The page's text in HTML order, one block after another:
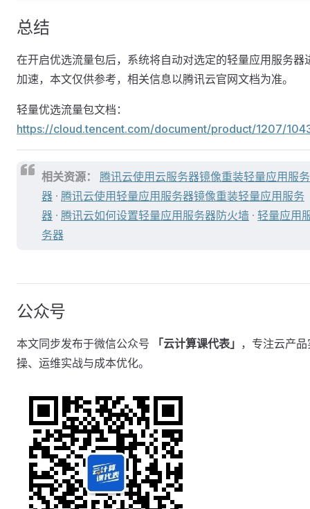
总结
在开启优选流量包后，系统将自动对选定的轻量应用服务器
加速，本文仅供参考，相关信息以腾讯云官网文档为准。
轻量优选流量包文档：
https://cloud.tencent.com/document/product/1207/
相关资源：
腾讯云使用云服务器镜像重装轻量应用服务
器 · 腾讯云使用轻量应用服务器镜像重装轻量应用服务
器 · 腾讯云如何设置轻量应用服务器防火墙 · 轻量应用
务器
公众号
本文同步发布于微信公众号 「云计算课代表」 ，专注云产品
操、运维实战与成本优化。